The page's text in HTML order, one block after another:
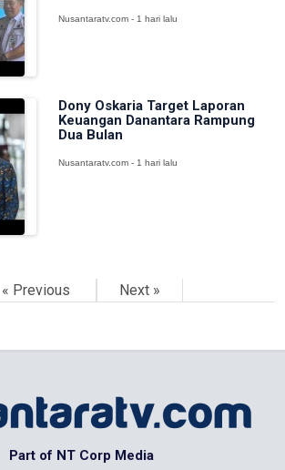
Nusantaratv.com - 1 hari lalu
Dony Oskaria Target Laporan
Keuangan Danantara Rampung
Dua Bulan
Nusantaratv.com - 1 hari lalu
« Previous Next »
Part of NT Corp Media